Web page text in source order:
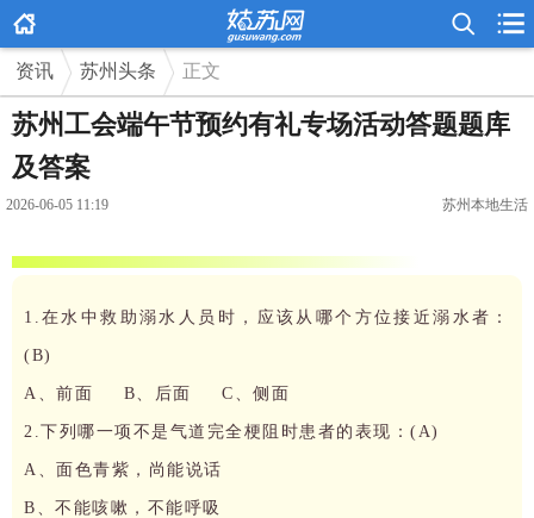
  
资讯 苏州头条 正文
苏州工会端午节预约有礼专场活动答题题库
及答案
2026-06-05 11:19 苏州本地生活
1.在水中救助溺水人员时，应该从哪个方位接近溺水者：
(B)
A、前面 B、后面 C、侧面
2.下列哪一项不是气道完全梗阻时患者的表现：(A)
A、面色青紫，尚能说话
B、不能咳嗽，不能呼吸